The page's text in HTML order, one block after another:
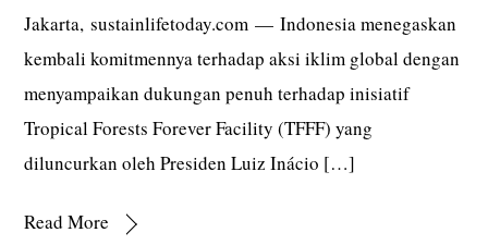
Jakarta, sustainlifetoday.com — Indonesia menegaskan
kembali komitmennya terhadap aksi iklim global dengan
menyampaikan dukungan penuh terhadap inisiatif
Tropical Forests Forever Facility (TFFF) yang
diluncurkan oleh Presiden Luiz Inácio […]
Read More